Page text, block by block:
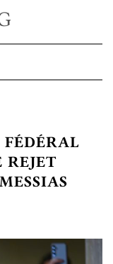
REJET